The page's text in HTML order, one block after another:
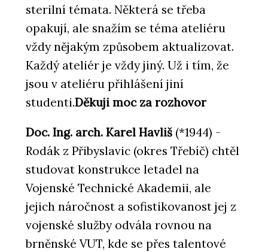
sterilní témata. Některá se třeba
opakují, ale snažím se téma ateliéru
vždy nějakým způsobem aktualizovat.
Každý ateliér je vždy jiný. Už i tím, že
jsou v ateliéru přihlášení jiní
studenti.Děkuji moc za rozhovor
Doc. Ing. arch. Karel Havliš (*1944) -
Rodák z Přibyslavic (okres Třebíč) chtěl
studovat konstrukce letadel na
Vojenské Technické Akademii, ale
jejich náročnost a sofistikovanost jej z
vojenské služby odvála rovnou na
brněnské VUT, kde se přes talentové